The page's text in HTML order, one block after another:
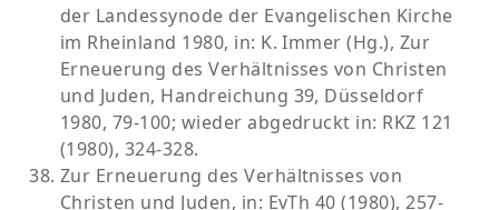
der Landessynode der Evangelischen Kirche
im Rheinland 1980, in: K. Immer (Hg.), Zur
Erneuerung des Verhältnisses von Christen
und Juden, Handreichung 39, Düsseldorf
1980, 79-100; wieder abgedruckt in: RKZ 121
(1980), 324-328.
Zur Erneuerung des Verhältnisses von
Christen und Juden, in: EvTh 40 (1980), 257-